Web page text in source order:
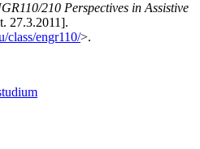
210 Perspectives in Assistive
27.3.2011].
class/engr110/>.